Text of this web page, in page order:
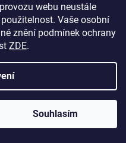
webu neustále
Vaše osobní
znění podmínek ochrany
ZDE.
Souhlasím
554 994
554 994